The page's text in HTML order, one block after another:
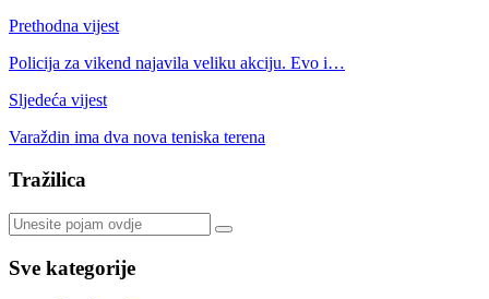
Prethodna vijest
Policija za vikend najavila veliku akciju. Evo i…
Sljedeća vijest
Varaždin ima dva nova teniska terena
Tražilica
Sve kategorije